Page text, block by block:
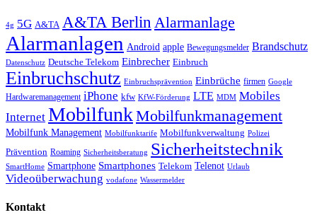
4g 5G A&TA A&TA Berlin Alarmanlage
Alarmanlagen Android apple Bewegungsmelder Brandschutz
Datenschutz Deutsche Telekom Einbrecher Einbruch
Einbruchschutz Einbruchsprävention Einbrüche firmen Google
Hardwaremanagement iPhone kfw KfW-Förderung LTE MDM Mobiles
Internet MobilfunkMobilfunkmanagement
Mobilfunk Management Mobilfunktarife Mobilfunkverwaltung Polizei
Prävention Roaming Sicherheitsberatung Sicherheitstechnik
SmartHome Smartphone Smartphones Telekom Telenot Urlaub
Videoüberwachung vodafone Wassermelder
Kontakt